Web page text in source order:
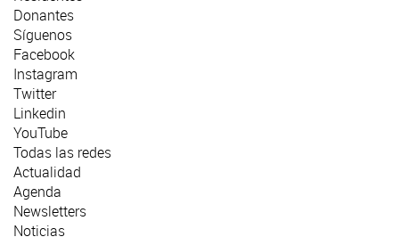
Donantes
Síguenos
Facebook
Instagram
Twitter
Linkedin
YouTube
Todas las redes
Actualidad
Agenda
Newsletters
Noticias